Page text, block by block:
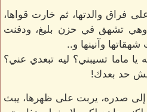
فراق والدتها، ثم خارت قواها،
وهي تشهق في حزن بليغ، ودفنت
وآنينها و..
يا ماما تسيبني؟ ليه تبعدي عني؟
حد بعدك!
إلى صدره، يربت على ظهرها، يبث